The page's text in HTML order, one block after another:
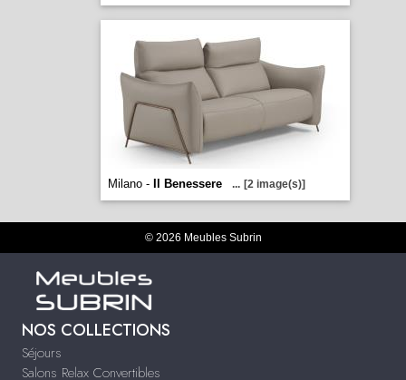
Milano - Il Benessere ... [2 image(s)]
© 2026 Meubles Subrin
NOS COLLECTIONS
Séjours
Salons Relax Convertibles